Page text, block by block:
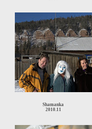
Shamanka
2010.11